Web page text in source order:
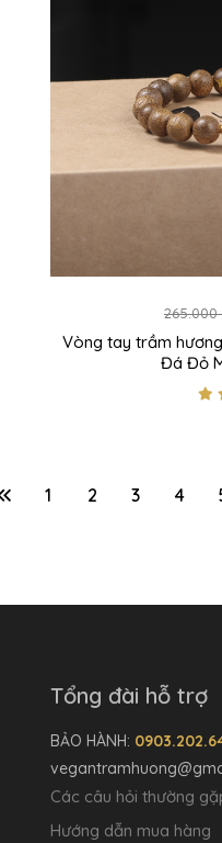
265.000
Vòng tay trầm
Đá Đỏ
1 2 3 4
Tổng đài hỗ trợ
BẢO HÀNH:
Các câu hỏi thường
Hướng dẫn mua hàng